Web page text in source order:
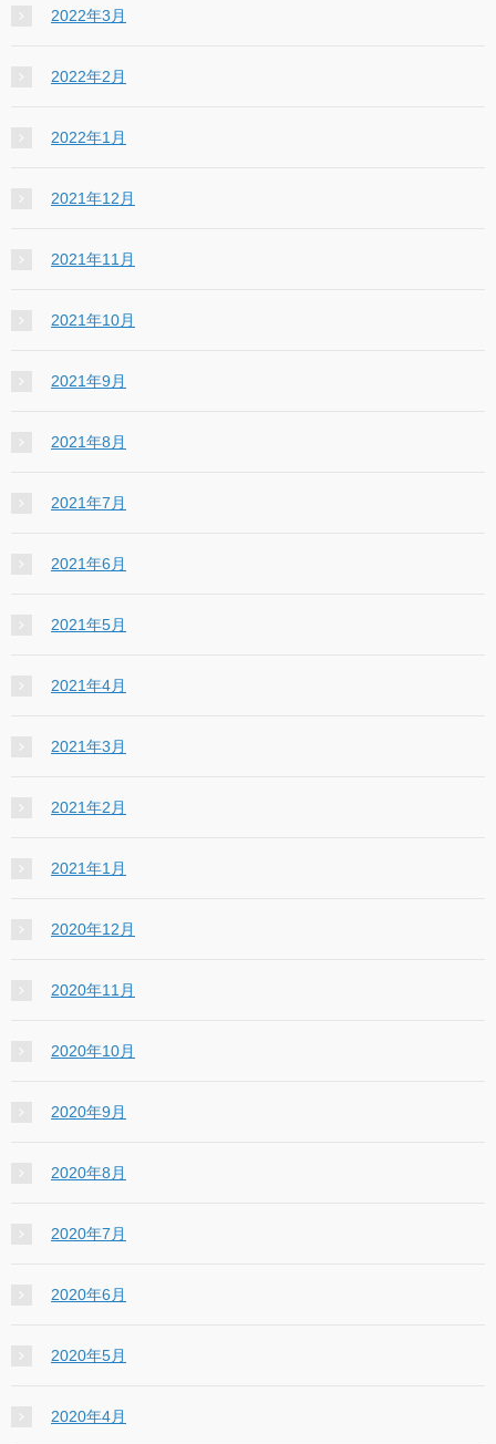
2022年3月
2022年2月
2022年1月
2021年12月
2021年11月
2021年10月
2021年9月
2021年8月
2021年7月
2021年6月
2021年5月
2021年4月
2021年3月
2021年2月
2021年1月
2020年12月
2020年11月
2020年10月
2020年9月
2020年8月
2020年7月
2020年6月
2020年5月
2020年4月